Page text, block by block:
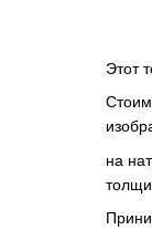
Этот
на